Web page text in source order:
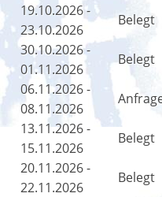
19.10.2026 -
23.10.2026
Belegt
30.10.2026 -
01.11.2026
Belegt
06.11.2026 -
08.11.2026
13.11.2026 -
15.11.2026
Belegt
20.11.2026 -
22.11.2026
Belegt